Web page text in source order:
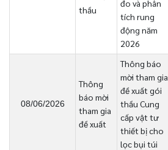
thầu
đo và phân
tích rung
động năm
2026
08/06/2026
Thông
báo mời
tham gia
đề xuất
Thông báo
mời tham gia
đề xuất gói
thầu Cung
cấp vật tư
thiết bị cho
lọc bụi túi